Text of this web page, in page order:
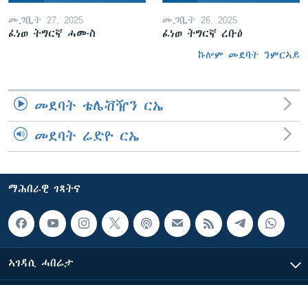
መጋቢት 27, 2025
ፈነወ ትግርኛ ሓሙስ
መጋቢት 26, 2025
ፈነወ ትግርኛ ረቡዕ
ኩሎም መደባት ንምርኣይ
መደባት ቴሌቭዥን ርኤ
መደባት ሬድዮ ርኤ
ማሕበራዊ ገጻትና
ኣገዳሲ ሓበሬታ